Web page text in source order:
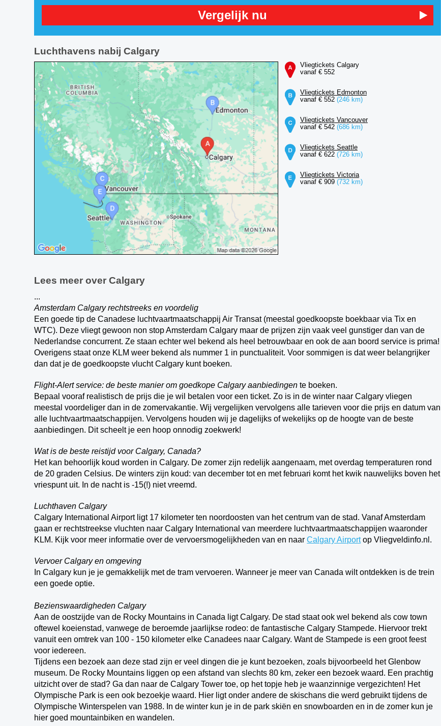
Vergelijk nu
Luchthavens nabij Calgary
Vliegtickets Calgary
vanaf € 552
Vliegtickets Edmonton
vanaf € 552 (246 km)
Vliegtickets Vancouver
vanaf € 542 (686 km)
Vliegtickets Seattle
vanaf € 622 (726 km)
Vliegtickets Victoria
vanaf € 909 (732 km)
Lees meer over Calgary
...
Amsterdam Calgary rechtstreeks en voordelig
Een goede tip de Canadese luchtvaartmaatschappij Air Transat (meestal goedkoopste boekbaar via Tix en
WTC). Deze vliegt gewoon non stop Amsterdam Calgary maar de prijzen zijn vaak veel gunstiger dan van de
Nederlandse concurrent. Ze staan echter wel bekend als heel betrouwbaar en ook de aan boord service is prima!
Overigens staat onze KLM weer bekend als nummer 1 in punctualiteit. Voor sommigen is dat weer belangrijker
dan dat je de goedkoopste vlucht Calgary kunt boeken.
Flight-Alert service: de beste manier om goedkope Calgary aanbiedingen te boeken.
Bepaal vooraf realistisch de prijs die je wil betalen voor een ticket. Zo is in de winter naar Calgary vliegen
meestal voordeliger dan in de zomervakantie. Wij vergelijken vervolgens alle tarieven voor die prijs en datum van
alle luchtvaartmaatschappijen. Vervolgens houden wij je dagelijks of wekelijks op de hoogte van de beste
aanbiedingen. Dit scheelt je een hoop onnodig zoekwerk!
Wat is de beste reistijd voor Calgary, Canada?
Het kan behoorlijk koud worden in Calgary. De zomer zijn redelijk aangenaam, met overdag temperaturen rond
de 20 graden Celsius. De winters zijn koud: van december tot en met februari komt het kwik nauwelijks boven het
vriespunt uit. In de nacht is -15(!) niet vreemd.
Luchthaven Calgary
Calgary International Airport ligt 17 kilometer ten noordoosten van het centrum van de stad. Vanaf Amsterdam
gaan er rechtstreekse vluchten naar Calgary International van meerdere luchtvaartmaatschappijen waaronder
KLM. Kijk voor meer informatie over de vervoersmogelijkheden van en naarCalgary Airportop Vliegveldinfo.nl.
Vervoer Calgary en omgeving
In Calgary kun je je gemakkelijk met de tram vervoeren. Wanneer je meer van Canada wilt ontdekken is de trein
een goede optie.
Bezienswaardigheden Calgary
Aan de oostzijde van de Rocky Mountains in Canada ligt Calgary. De stad staat ook wel bekend als cow town
oftewel koeienstad, vanwege de beroemde jaarlijkse rodeo: de fantastische Calgary Stampede. Hiervoor trekt
vanuit een omtrek van 100 - 150 kilometer elke Canadees naar Calgary. Want de Stampede is een groot feest
voor iedereen.
Tijdens een bezoek aan deze stad zijn er veel dingen die je kunt bezoeken, zoals bijvoorbeeld het Glenbow
museum. De Rocky Mountains liggen op een afstand van slechts 80 km, zeker een bezoek waard. Een prachtig
uitzicht over de stad? Ga dan naar de Calgary Tower toe, op het topje heb je waanzinnige vergezichten! Het
Olympische Park is een ook bezoekje waard. Hier ligt onder andere de skischans die werd gebruikt tijdens de
Olympische Winterspelen van 1988. In de winter kun je in de park skiën en snowboarden en in de zomer kun je
hier goed mountainbiken en wandelen.